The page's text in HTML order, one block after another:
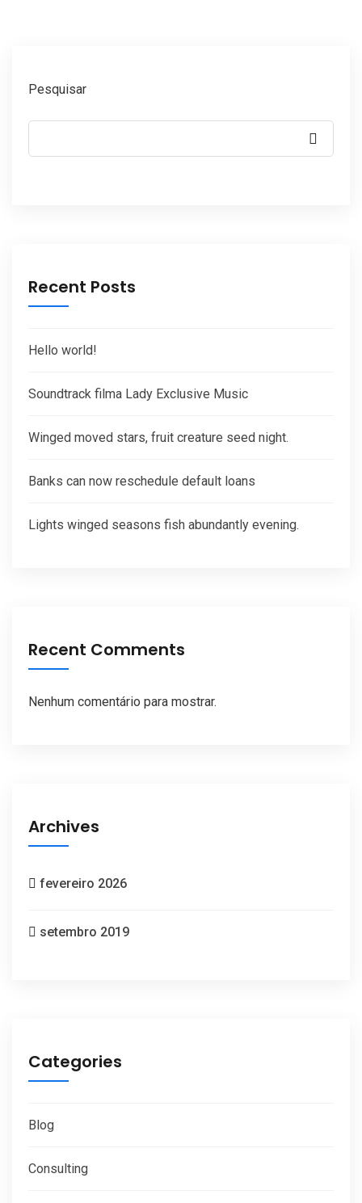
Pesquisar
Recent Posts
Hello world!
Soundtrack filma Lady Exclusive Music
Winged moved stars, fruit creature seed night.
Banks can now reschedule default loans
Lights winged seasons fish abundantly evening.
Recent Comments
Nenhum comentário para mostrar.
Archives
fevereiro 2026
setembro 2019
Categories
Blog
Consulting